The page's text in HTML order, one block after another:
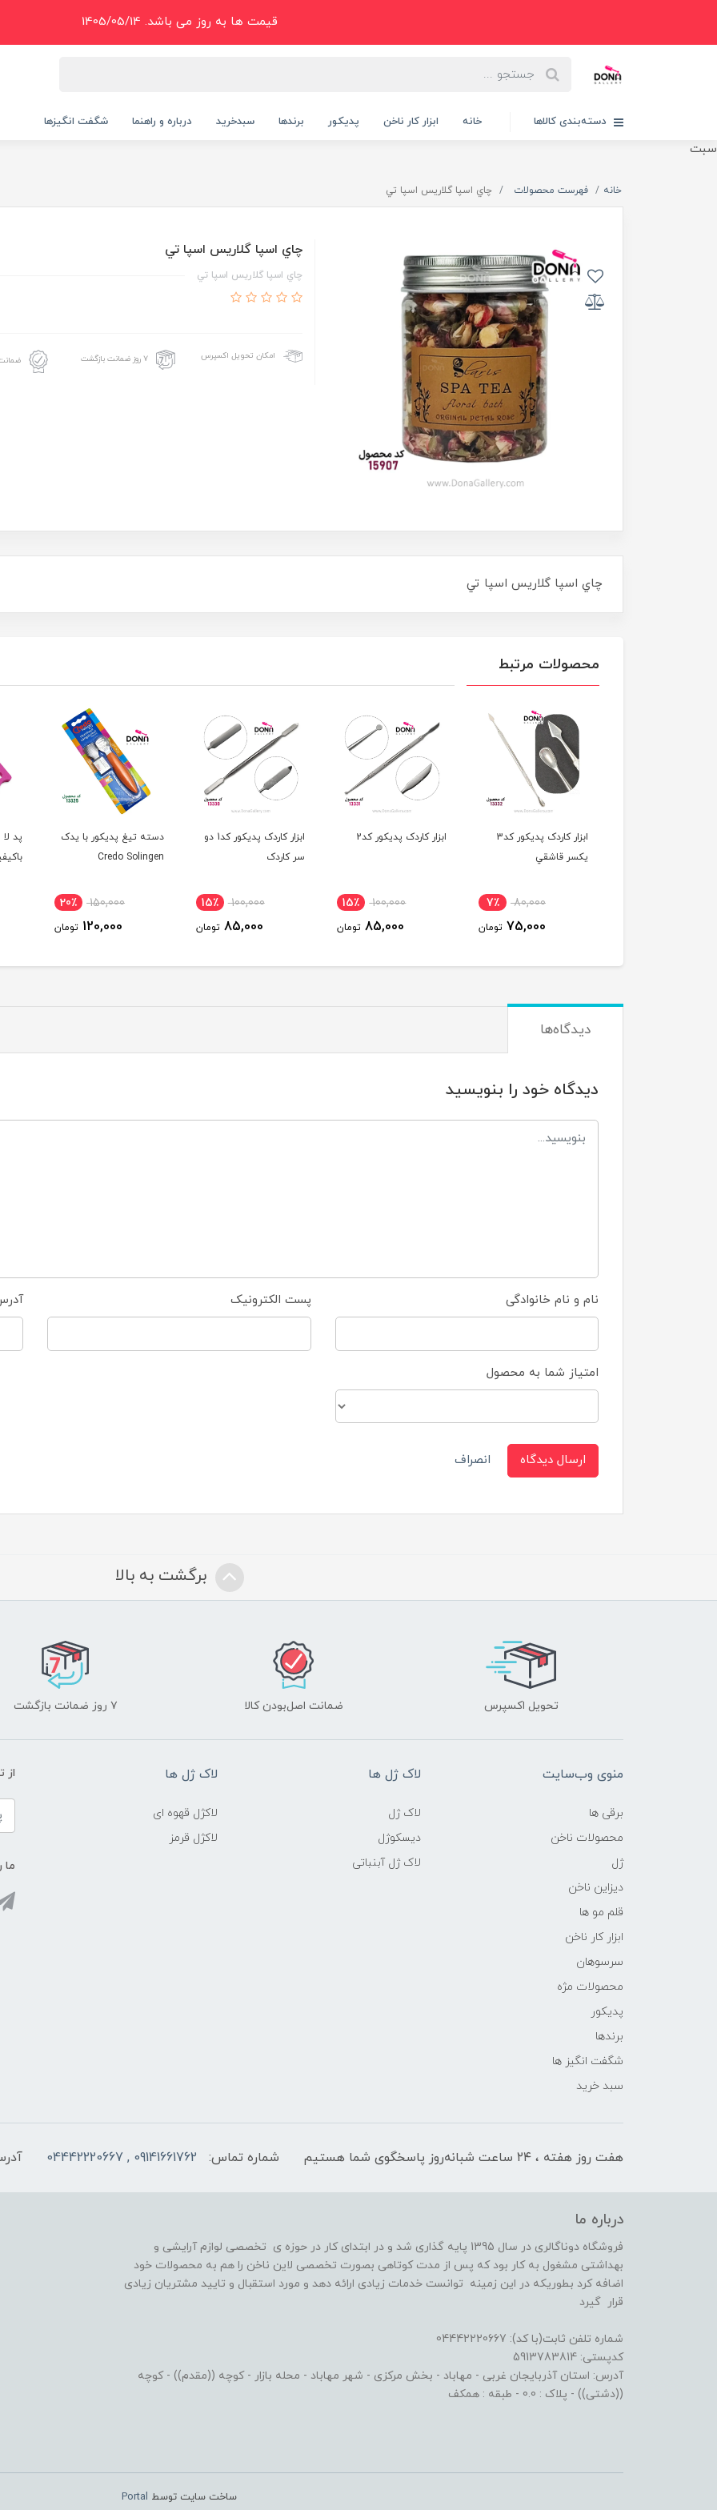
سبت
قیمت ها به روز می باشد. 1405/05/14
دسته‌بندی کالاها خانه ابزار کار ناخن پدیکور برندها سبدخرید درباره و راهنما شگفت انگیزها
خانه فهرست محصولات چاي اسپا گلاريس اسپا تي
چاي اسپا گلاريس اسپا تي
چاي اسپا گلاريس اسپا تي
امکان تحویل اکسپرس ۷ روز ضمانت بازگشت
چاي اسپا گلاريس اسپا تي
محصولات مرتبط
ابزار کاردک پديکور کد2
100,000 15٪
85,000 تومان
ابزار کاردک پديکور کد1 دو
100,000 15٪
85,000 تومان
دسته تيغ پديکور با يدک
Credo Solingen
150,000 20٪
120,000 تومان
پد لا انگشتي اسفنجي
باکيفيت صورتي
30,000 17٪
25,000 تومان
ست
3عددي
دیدگاه‌ها
دیدگاه خود را بنویسید
نام و نام خانوادگی پست الکترونیک
امتیاز شما به محصول
ارسال دیدگاه انصراف
برگشت به بالا
تحویل اکسپرس ضمانت اصل‌بودن کالا ۷ روز ضمانت بازگشت
منوی وب‌سایت
برقی ها
محصولات ناخن
ژل
دیزاین ناخن
قلم مو ها
ابزار کار ناخن
سرسوهان
محصولات مژه
پدیکور
برندها
شگفت انگیز ها
سبد خرید
لاک ژل ها
لاک ژل
دیسکوژل
لاک ژل آبنباتی
لاک ژل ها
لاکژل قهوه ای
لاکژل قرمز
از
ما
هفت روز هفته ، ۲۴ ساعت شبانه‌روز پاسخگوی شما هستیم شماره تماس: 09141661762 , 04442220667
درباره ما
فروشگاه دوناگالری در سال 1395 پایه گذاری شد و در ابتدای کار در حوزه ی تخصصی لوازم آرایشی و
بهداشتی مشغول به کار بود که پس از مدت کوتاهی بصورت تخصصی لاین ناخن را هم به محصولات خود
اضافه کرد بطوریکه در این زمینه توانست خدمات زیادی ارائه دهد و مورد استقبال و تایید مشتریان زیادی
قرار گیرد
شماره تلفن ثابت(با کد): 04442220667
کدپستی: 5913783814
آدرس: استان آذربایجان غربی - مهاباد - بخش مرکزی - شهر مهاباد - محله بازار - کوچه ((مقدم)) - کوچه
((دشتی)) - پلاک : 0.0 - طبقه : همکف
ساخت سایت توسط Portal